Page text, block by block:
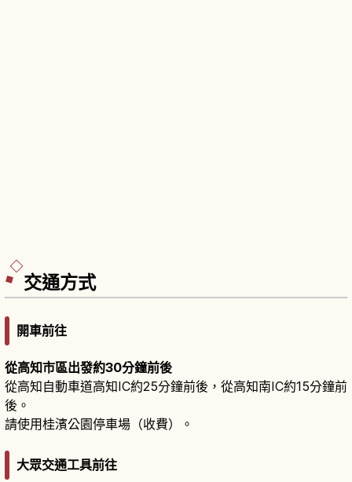
交通方式
開車前往
從高知市區出發約30分鐘前後
從高知自動車道高知IC約25分鐘前後，從高知南IC約15分鐘前
後。
請使用桂濱公園停車場（收費）。
大眾交通工具前往